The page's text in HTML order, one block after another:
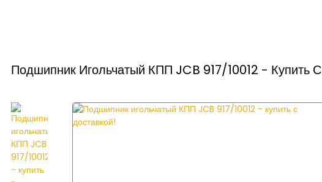
Подшипник Игольчатый КПП JCB 917/10012 - Купить